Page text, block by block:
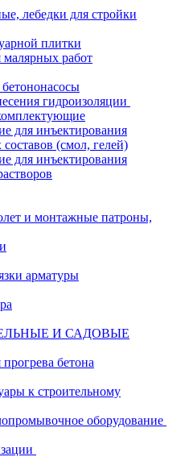
лебедки для стройки
плитки
малярных работ
гидроизоляции
для инъектирования
(смол, гелей)
для инъектирования
и монтажные патроны,
арматуры
И САДОВЫЕ
бетона
к строительному
оборудование